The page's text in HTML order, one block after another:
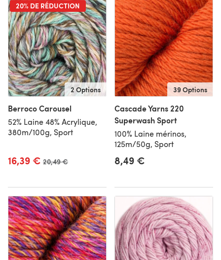
20% DE RÉDUCTION
2 Options
Berroco Carousel
52% Laine 48% Acrylique,
380m/100g, Sport
16,39 € Ancien prix
20,49 €
39 Options
Cascade Yarns 220
Superwash Sport
100% Laine mérinos,
125m/50g, Sport
8,49 €